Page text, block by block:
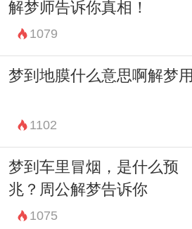
解梦师告诉你真相！
1079
梦到地膜什么意思啊解梦用
1102
梦到车里冒烟，是什么预
兆？周公解梦告诉你
1075